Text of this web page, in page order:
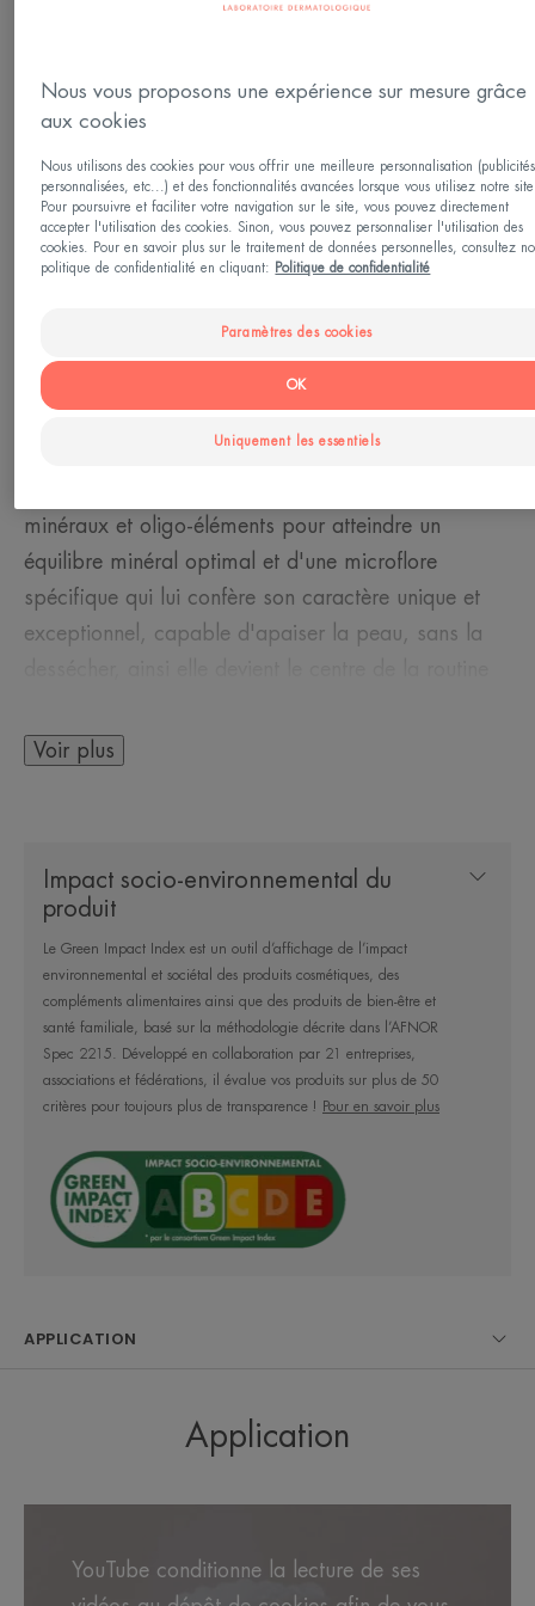
Type de peau
Tous types de peau
Besoin
Anti-irritations
Le Spray d'Eau Thermale, apaise immédiatement
allergique. L'Eau thermale d'Avène, riche d'un
minéraux et oligo-éléments pour atteindre un
équilibre minéral optimal et d'une microflore
spécifique qui lui confère son caractère unique et
exceptionnel, capable d'apaiser la peau, sans la
bien-être immédiat à chaque application.
Après utilisation, les inconforts, rougeurs,
démangeaisons et tiraillements de la peau sont
immédiatement apaisés. Idéal également en cas de
chaleur, il permet de se rafraîchir et de soulager
sans dessécher la peau.
Le Spray d'Eau Thermale, s'utilise sur le visage et le
renforcée et en bonne santé.
Recommandée et prescrite pour
plus sensibles.
Voir plus
Impact socio-environnemental du
produit
Le Green Impact Index est un outil d’affichage de l’impact
environnemental et sociétal des produits cosmétiques, des
compléments alimentaires ainsi que des produits de bien-être et
santé familiale, basé sur la méthodologie décrite dans l’AFNOR
Spec 2215. Développé en collaboration par 21 entreprises,
associations et fédérations, il évalue vos produits sur plus de 50
critères pour toujours plus de transparence !
Pour en savoir plus
APPLICATION
Application
YouTube conditionne la lecture de ses
Nous vous proposons une expérience sur mesure grâce
aux cookies
Nous utilisons des cookies pour vous offrir une meilleure personnalisation (publicités
personnalisées, etc...) et des fonctionnalités avancées lorsque vous utilisez notre
Pour poursuivre et faciliter votre navigation sur le site, vous pouvez directement
accepter l'utilisation des cookies. Sinon, vous pouvez personnaliser l'utilisation des
cookies. Pour en savoir plus sur le traitement de données personnelles, consultez
politique de confidentialité en cliquant:
Politique de confidentialité
Paramètres des cookies
Uniquement les essentiels
OK